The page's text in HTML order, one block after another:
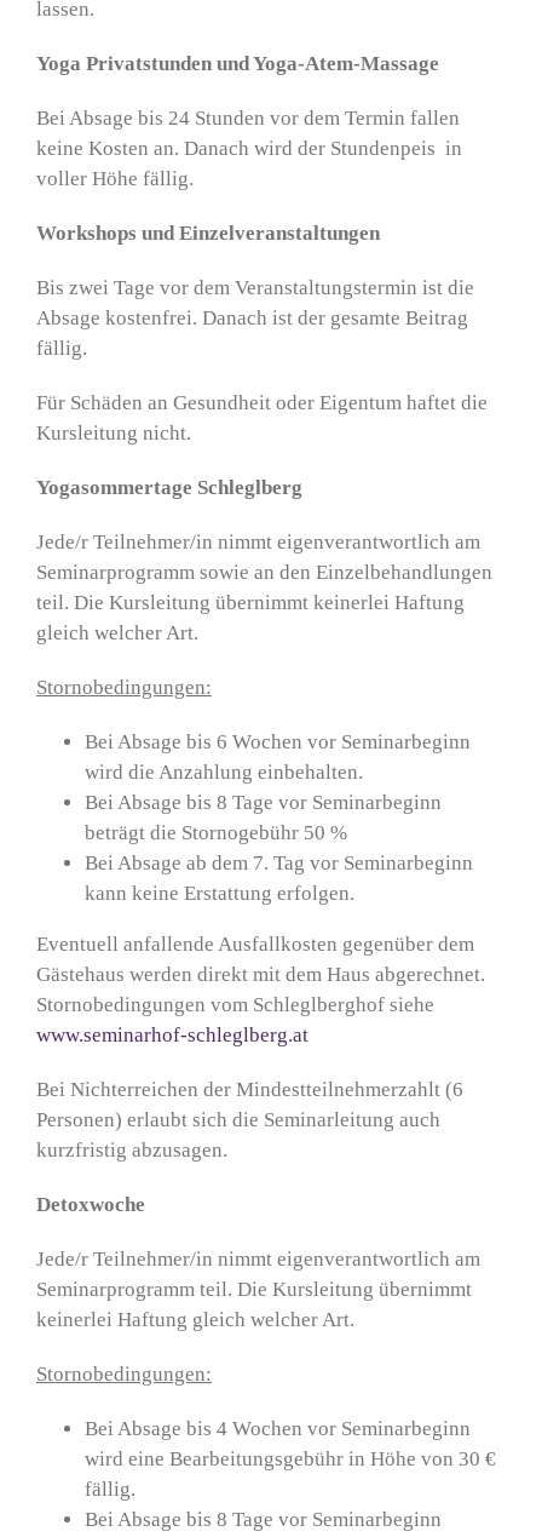
lassen.
Yoga Privatstunden und Yoga-Atem-Massage
Bei Absage bis 24 Stunden vor dem Termin fallen
keine Kosten an. Danach wird der Stundenpeis in
voller Höhe fällig.
Workshops und Einzelveranstaltungen
Bis zwei Tage vor dem Veranstaltungstermin ist die
Absage kostenfrei. Danach ist der gesamte Beitrag
fällig.
Für Schäden an Gesundheit oder Eigentum haftet die
Kursleitung nicht.
Yogasommertage Schleglberg
Jede/r Teilnehmer/in nimmt eigenverantwortlich am
Seminarprogramm sowie an den Einzelbehandlungen
teil. Die Kursleitung übernimmt keinerlei Haftung
gleich welcher Art.
Stornobedingungen:
Bei Absage bis 6 Wochen vor Seminarbeginn
wird die Anzahlung einbehalten.
Bei Absage bis 8 Tage vor Seminarbeginn
beträgt die Stornogebühr 50 %
Bei Absage ab dem 7. Tag vor Seminarbeginn
kann keine Erstattung erfolgen.
Eventuell anfallende Ausfallkosten gegenüber dem
Gästehaus werden direkt mit dem Haus abgerechnet.
Stornobedingungen vom Schleglberghof siehe
www.seminarhof-schleglberg.at
Bei Nichterreichen der Mindestteilnehmerzahlt (6
Personen) erlaubt sich die Seminarleitung auch
kurzfristig abzusagen.
Detoxwoche
Jede/r Teilnehmer/in nimmt eigenverantwortlich am
Seminarprogramm teil. Die Kursleitung übernimmt
keinerlei Haftung gleich welcher Art.
Stornobedingungen:
Bei Absage bis 4 Wochen vor Seminarbeginn
wird eine Bearbeitungsgebühr in Höhe von 30 €
fällig.
Bei Absage bis 8 Tage vor Seminarbeginn